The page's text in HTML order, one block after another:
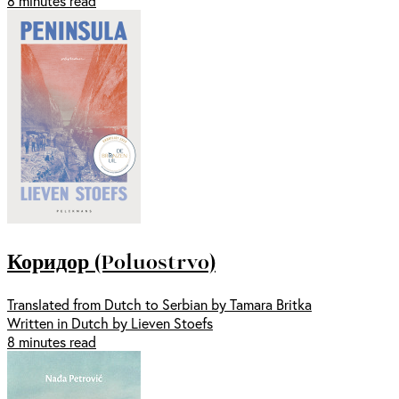
Коридор (Poluostrvo)
Translated from Dutch to Serbian by Tamara Britka
Written in Dutch by Lieven Stoefs
8 minutes read